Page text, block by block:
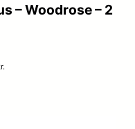
– Woodrose – 2